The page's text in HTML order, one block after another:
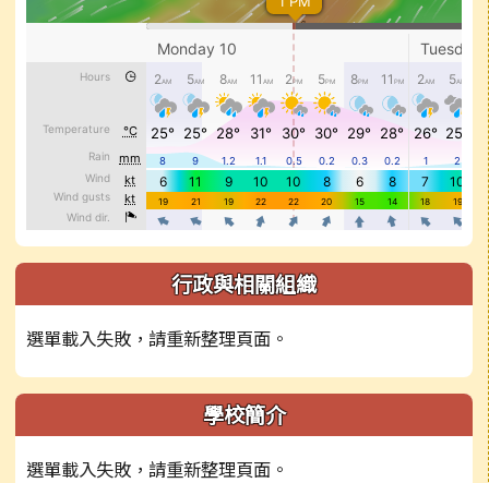
行政與相關組織
選單載入失敗，請重新整理頁面。
學校簡介
選單載入失敗，請重新整理頁面。